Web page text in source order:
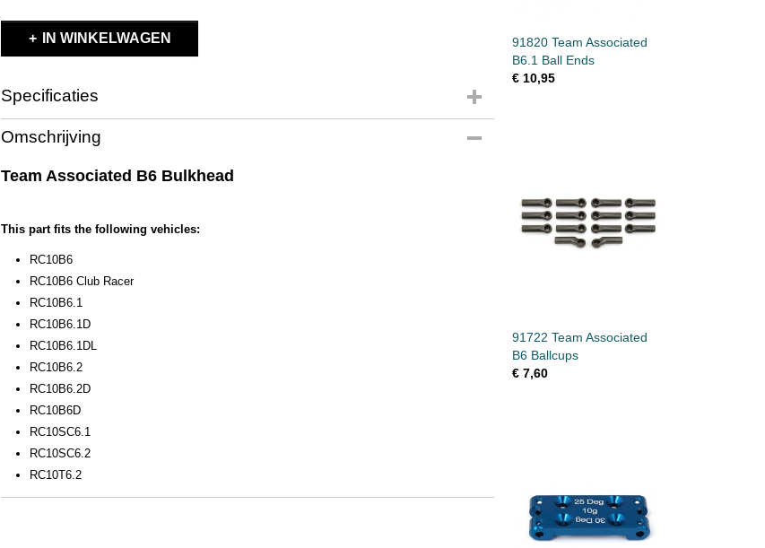
IN WINKELWAGEN
Specificaties
Productcode
EAN code
Bruto gewicht
Omschrijving
Team Associated B6 Bulkhead
This part fits the following vehicles:
RC10B6
RC10B6 Club Racer
RC10B6.1
RC10B6.1D
RC10B6.1DL
RC10B6.2
RC10B6.2D
RC10B6D
RC10SC6.1
RC10SC6.2
RC10T6.2
91820 Team Associated
B6.1 Ball Ends
€ 10,95
91722 Team Associated
B6 Ballcups
€ 7,60